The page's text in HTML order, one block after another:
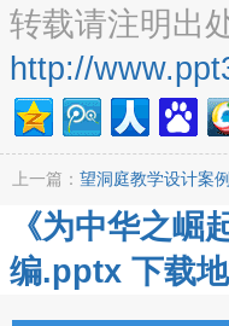
转载请注明出
http://
上一篇： 望洞庭教学设计案例
《为中华之
编.pptx 下载